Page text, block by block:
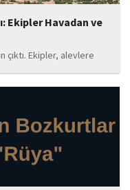
Ekipler Havadan ve
çıktı. Ekipler, alevlere